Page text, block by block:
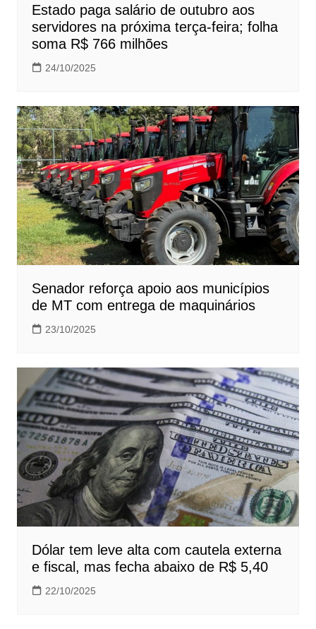
Estado paga salário de outubro aos
servidores na próxima terça-feira; folha
soma R$ 766 milhões
24/10/2025
Senador reforça apoio aos municípios
de MT com entrega de maquinários
23/10/2025
Dólar tem leve alta com cautela externa
e fiscal, mas fecha abaixo de R$ 5,40
22/10/2025